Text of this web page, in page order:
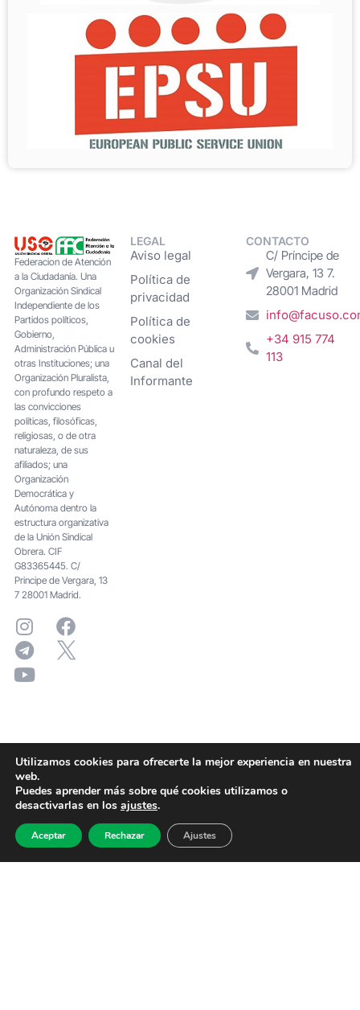
Federacion de Atención
a la Ciudadanía. Una
Organización Sindical
Independiente de los
Partidos políticos,
Gobierno,
Administración Pública u
otras Instituciones; una
Organización Pluralista,
con profundo respeto a
las convicciones
políticas, filosóficas,
religiosas, o de otra
naturaleza, de sus
afiliados; una
Organización
Democrática y
Autónoma dentro la
estructura organizativa
de la Unión Sindical
Obrera. CIF
G83365445. C/
Principe de Vergara, 13
7 28001 Madrid.
LEGAL
Aviso legal
Política de
privacidad
Política de
cookies
Canal del
Informante
CONTACTO
C/ Príncipe de
Vergara, 13 7.
28001 Madrid
+34 915 774
113
Utilizamos cookies para ofrecerte la mejor experiencia en nuestra
web.
Puedes aprender más sobre qué cookies utilizamos o
desactivarlas en los ajustes.
Aceptar Rechazar Ajustes